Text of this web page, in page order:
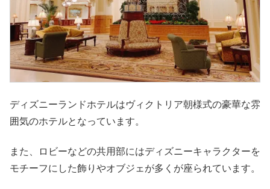
ディズニーランドホテルはヴィクトリア朝様式の豪華な雰
囲気のホテルとなっています。
また、ロビーなどの共用部にはディズニーキャラクターを
モチーフにした飾りやオブジェが多くが座られています。